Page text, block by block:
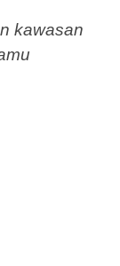
kawasan